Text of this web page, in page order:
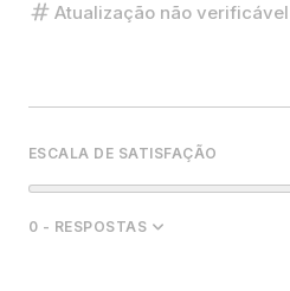
Atualização não verificável
ESCALA DE SATISFAÇÃO
0 - RESPOSTAS